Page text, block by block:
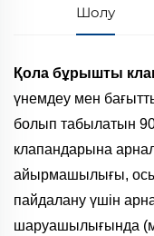
Шолу
Қола бұрышты
үнемдеу мен
болып табылатын
клапандарына
айырмашылығы,
пайдалану үшін
шаруашылығында